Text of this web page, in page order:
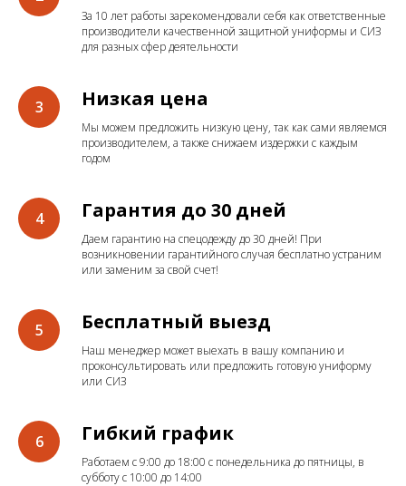
За 10 лет работы зарекомендовали себя как ответственные
производители качественной защитной униформы и СИЗ
для разных сфер деятельности
Низкая цена
Мы можем предложить низкую цену, так как сами являемся
производителем, а также снижаем издержки с каждым
годом
Гарантия до 30 дней
Даем гарантию на спецодежду до 30 дней! При
возникновении гарантийного случая бесплатно устраним
или заменим за свой счет!
Бесплатный выезд
Наш менеджер может выехать в вашу компанию и
проконсультировать или предложить готовую униформу
или СИЗ
Гибкий график
Работаем с 9:00 до 18:00 с понедельника до пятницы, в
субботу с 10:00 до 14:00